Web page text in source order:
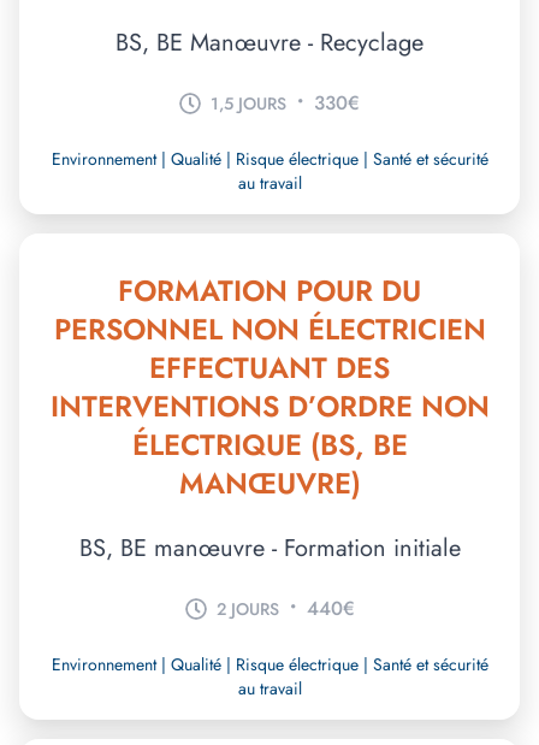
BS, BE Manœuvre - Recyclage
1,5 JOURS • 330€
Environnement | Qualité | Risque électrique | Santé et sécurité
au travail
FORMATION POUR DU
PERSONNEL NON ÉLECTRICIEN
EFFECTUANT DES
INTERVENTIONS D’ORDRE NON
ÉLECTRIQUE (BS, BE
MANŒUVRE)
BS, BE manœuvre - Formation initiale
2 JOURS • 440€
Environnement | Qualité | Risque électrique | Santé et sécurité
au travail